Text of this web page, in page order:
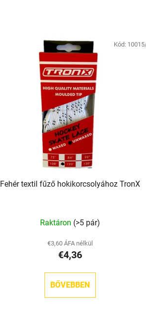
Fehér textil fűző hokikorcsolyához TronX
Raktáron (>5 pár)
€3,60 ÁFA nélkül
€4,36
BŐVEBBEN
Kód: